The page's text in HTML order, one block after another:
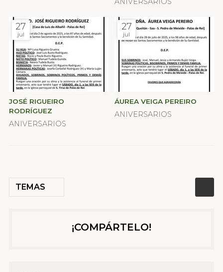
TEMAS
27
jul
JOSÉ RIGUEIRO
RODRÍGUEZ
ANIVERSARIOS
27
jul
ÁUREA VEIGA PEREIRO
ANIVERSARIOS
¡COMPÁRTELO!